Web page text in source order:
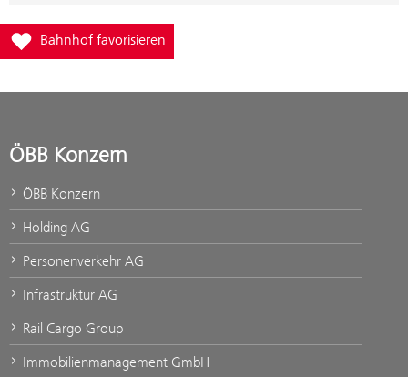
Füge Bahnhof Wiener Neustadt Anemonensee zur Favoritenliste
Bahnhof favorisieren
ÖBB Konzern
ÖBB Konzern
Holding AG
Personenverkehr AG
Infrastruktur AG
Rail Cargo Group
Immobilienmanagement GmbH